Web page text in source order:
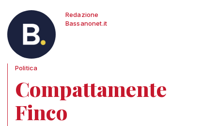
Redazione
Bassanonet.it
Politica
Compattamente
Finco